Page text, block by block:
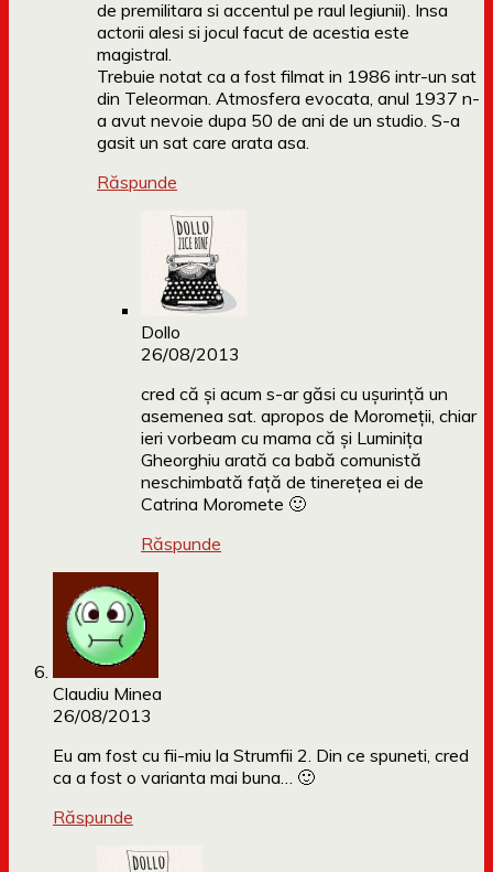
de premilitara si accentul pe raul legiunii). Insa
actorii alesi si jocul facut de acestia este
magistral.
Trebuie notat ca a fost filmat in 1986 intr-un sat
din Teleorman. Atmosfera evocata, anul 1937 n-
a avut nevoie dupa 50 de ani de un studio. S-a
gasit un sat care arata asa.
Răspunde
Dollo
26/08/2013
cred că și acum s-ar găsi cu ușurință un
asemenea sat. apropos de Moromeții, chiar
ieri vorbeam cu mama că și Luminița
Gheorghiu arată ca babă comunistă
neschimbată față de tinerețea ei de
Catrina Moromete 🙂
Răspunde
Claudiu Minea
26/08/2013
Eu am fost cu fii-miu la Strumfii 2. Din ce spuneti, cred
ca a fost o varianta mai buna… 🙂
Răspunde